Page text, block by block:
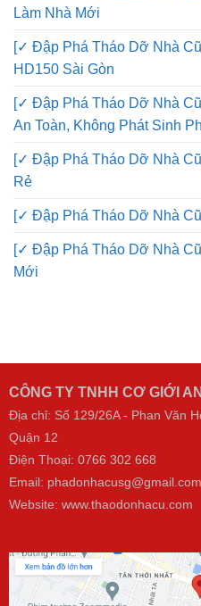
Làm Nhà Mới
[✓ Đập Phá Tháo Dỡ Nhà
HD150 Sài Gòn
[✓ Đập Phá Tháo Dỡ Nhà
An Toàn, Không Phát Sinh
[✓ Đập Phá Tháo Dỡ Nhà
Rẻ
[✓ Đập Phá Tháo Dỡ Nhà
[✓ Đập Phá Tháo Dỡ Nhà
Mới
CÔNG TY TNHH CƠ GIỚI
Địa chỉ: Số 129/26A - Phan Văn
Quận 12
Điện Thoại: 0766 302 668
Email: phadonhacusg@gmail.com
Website: www.thaodonhacu.com